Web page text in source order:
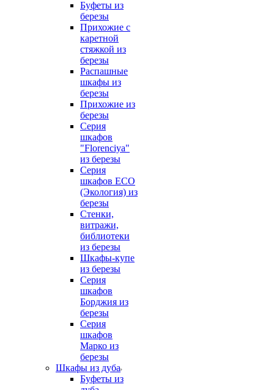
Буфеты из
березы
Прихожие с
каретной
стяжкой из
березы
Распашные
шкафы из
березы
Прихожие из
березы
Серия
шкафов
"Florenciya"
из березы
Серия
шкафов ECO
(Экология) из
березы
Стенки,
витражи,
библиотеки
из березы
Шкафы-купе
из березы
Серия
шкафов
Борджия из
березы
Серия
шкафов
Марко из
березы
Шкафы из дуба
Буфеты из